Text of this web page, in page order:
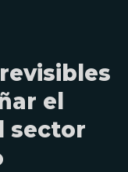
el
sector